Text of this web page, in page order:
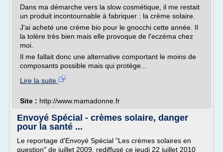
Dans ma démarche vers la slow cosmétique, il me restait
un produit incontournable à fabriquer : la crème solaire.
J'ai acheté une crème bio pour le gnocchi cette année. Il
la tolère très bien mais elle provoque de l'eczéma chez
moi.
Il me fallait donc une alternative comportant le moins de
composants possible mais qui protège...
Lire la suite
Site : http://www.mamadonne.fr
Envoyé Spécial - crèmes solaire, danger
pour la santé ...
Le reportage d'Envoyé Spécial "Les crèmes solaires en
question" de juillet 2009, rediffusé ce jeudi 22 juillet 2010